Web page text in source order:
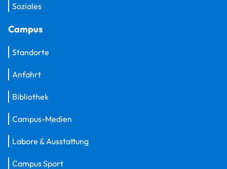
Soziales
Campus
Standorte
Anfahrt
Bibliothek
Campus-Medien
Labore & Ausstattung
Campus Sport